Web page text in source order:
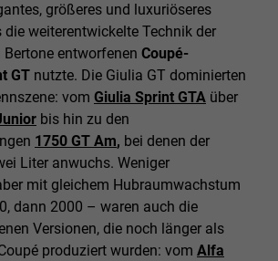
größeres und luxuriöseres
weiterentwickelte Technik der
Bertone entworfenen Coupé-
GT nutzte. Die Giulia GT dominierten
vom Giulia Sprint GTA über
bis hin zu den
1750 GT Am, bei denen der
Liter anwuchs. Weniger
mit gleichem Hubraumwachstum
dann 2000 – waren auch die
Versionen, die noch länger als
produziert wurden: vom Alfa